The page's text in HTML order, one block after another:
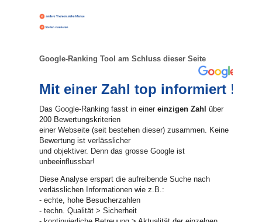
WERBUNG
publizieren
inserieren
Google-Ranking Tool am Schluss dieser Seite
Mit einer Zahl top informiert !
Das Google-Ranking fasst in einer einzigen Zahl über
200 Bewertungskriterien
einer Webseite (seit bestehen dieser) zusammen. Keine
Bewertung ist verlässlicher
und objektiver. Denn das grosse Google ist
unbeeinflussbar!
Diese Analyse erspart die aufreibende Suche nach
verlässlichen Informationen wie z.B.:
- echte, hohe Besucherzahlen
- techn. Qualität > Sicherheit